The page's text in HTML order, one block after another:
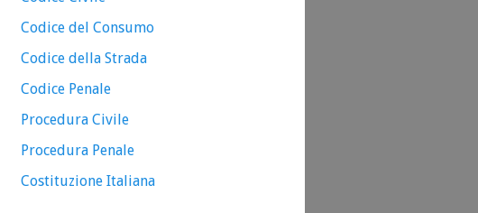
Codice del Consumo
Codice della Strada
Codice Penale
Procedura Civile
Procedura Penale
Costituzione Italiana